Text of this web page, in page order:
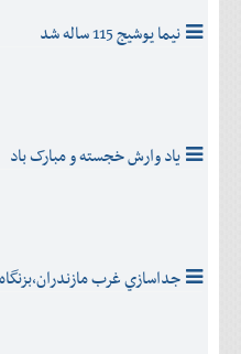
نيما يوشيج 115 ساله شد
یاد وارش خجسته و مبارک باد
جداسازي غرب